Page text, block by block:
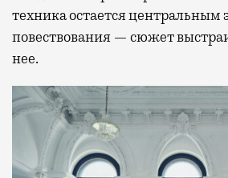
техника остается центральным
повествования — сюжет
нее.